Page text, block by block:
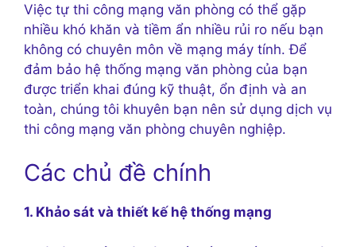
Việc tự thi công mạng văn phòng có thể gặp
nhiều khó khăn và tiềm ẩn nhiều rủi ro nếu bạn
không có chuyên môn về mạng máy tính. Để
đảm bảo hệ thống mạng văn phòng của bạn
được triển khai đúng kỹ thuật, ổn định và an
toàn, chúng tôi khuyên bạn nên sử dụng dịch vụ
thi công mạng văn phòng chuyên nghiệp.
Các chủ đề chính
1. Khảo sát và thiết kế hệ thống mạng